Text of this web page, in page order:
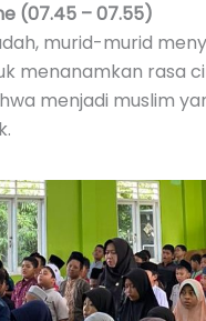
(07.45 – 07.55)
murid-murid
menanamkan rasa
menjadi muslim